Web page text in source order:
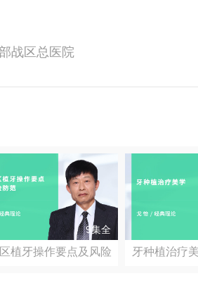
战区总医院
9集全
植牙操作要点及风险
牙种植治疗